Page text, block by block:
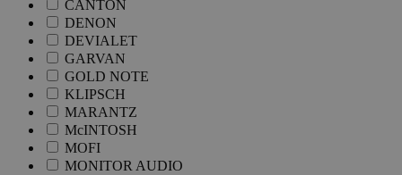
CANTON
DENON
DEVIALET
GARVAN
GOLD NOTE
KLIPSCH
MARANTZ
McINTOSH
MOFI
MONITOR AUDIO